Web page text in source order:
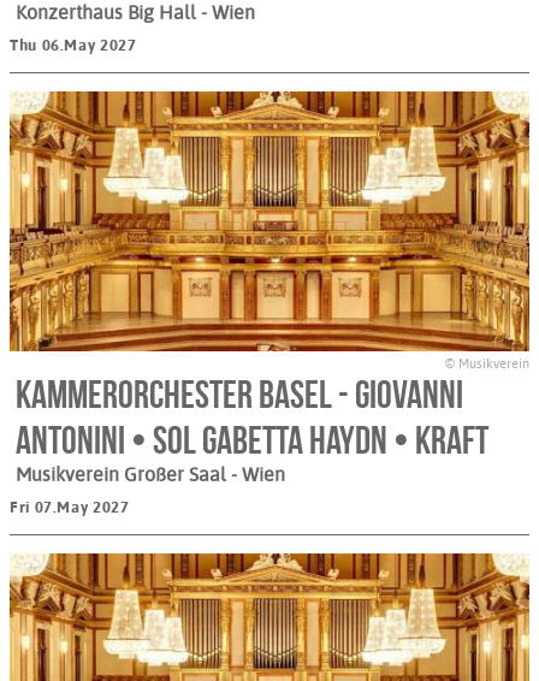
Konzerthaus Big Hall - Wien
Thu 06.May 2027
© Musikverein
Kammerorchester Basel - Giovanni
Antonini • Sol Gabetta Haydn • Kraft
Musikverein Großer Saal - Wien
Fri 07.May 2027